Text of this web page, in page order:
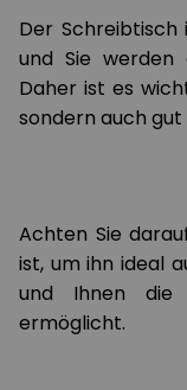
Der Schreibtisch
und Sie werden
Daher ist es
sondern auch gut
Achten Sie
ist, um ihn ideal
und Ihnen die
ermöglicht.